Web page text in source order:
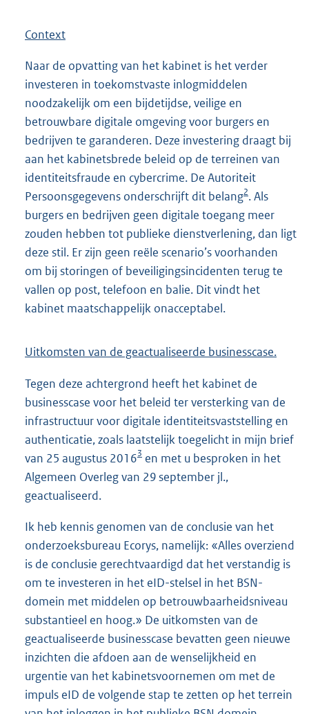
Context
Naar de opvatting van het kabinet is het verder
investeren in toekomstvaste inlogmiddelen
noodzakelijk om een bijdetijdse, veilige en
betrouwbare digitale omgeving voor burgers en
bedrijven te garanderen. Deze investering draagt bij
aan het kabinetsbrede beleid op de terreinen van
identiteitsfraude en cybercrime. De Autoriteit
Persoonsgegevens onderschrijft dit belang2. Als
burgers en bedrijven geen digitale toegang meer
zouden hebben tot publieke dienstverlening, dan ligt
deze stil. Er zijn geen reële scenario’s voorhanden
om bij storingen of beveiligingsincidenten terug te
vallen op post, telefoon en balie. Dit vindt het
kabinet maatschappelijk onacceptabel.
Uitkomsten van de geactualiseerde businesscase.
Tegen deze achtergrond heeft het kabinet de
businesscase voor het beleid ter versterking van de
infrastructuur voor digitale identiteitsvaststelling en
authenticatie, zoals laatstelijk toegelicht in mijn brief
van 25 augustus 20163 en met u besproken in het
Algemeen Overleg van 29 september jl.,
geactualiseerd.
Ik heb kennis genomen van de conclusie van het
onderzoeksbureau Ecorys, namelijk: «Alles overziend
is de conclusie gerechtvaardigd dat het verstandig is
om te investeren in het eID-stelsel in het BSN-
domein met middelen op betrouwbaarheidsniveau
substantieel en hoog.» De uitkomsten van de
geactualiseerde businesscase bevatten geen nieuwe
inzichten die afdoen aan de wenselijkheid en
urgentie van het kabinetsvoornemen om met de
impuls eID de volgende stap te zetten op het terrein